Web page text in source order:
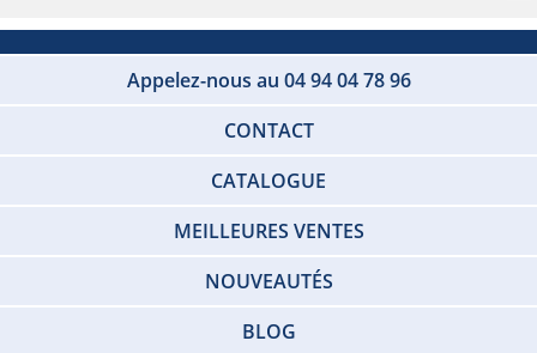
Appelez-nous au 04 94 04 78 96
CONTACT
CATALOGUE
MEILLEURES VENTES
NOUVEAUTÉS
BLOG